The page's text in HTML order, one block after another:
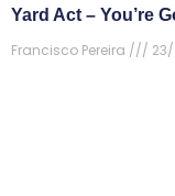
Yard Act – You’re
Francisco Pereira